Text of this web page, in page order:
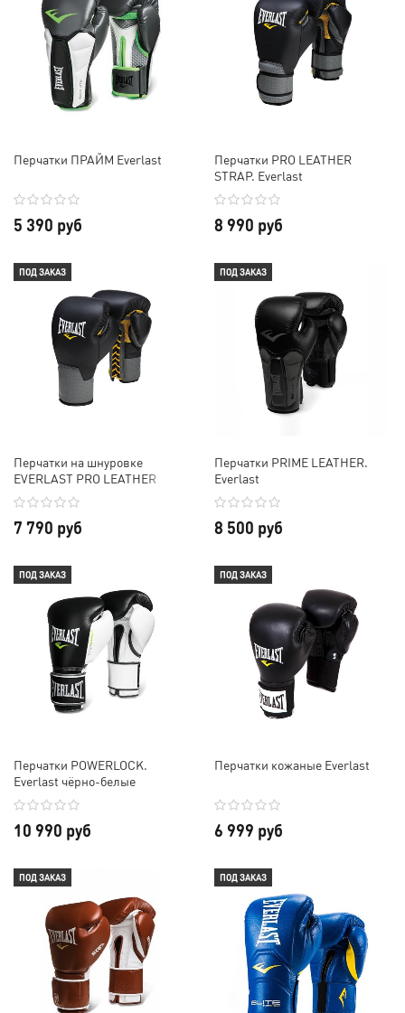
Перчатки ПРАЙМ Everlast
5 390 руб
Перчатки PRO LEATHER
STRAP. Everlast
8 990 руб
ПОД ЗАКАЗ
Перчатки на шнуровке
EVERLAST PRO LEATHER
LACED
7 790 руб
ПОД ЗАКАЗ
Перчатки PRIME LEATHER.
Everlast
8 500 руб
ПОД ЗАКАЗ
Перчатки POWERLOCK.
Everlast чёрно-белые
10 990 руб
ПОД ЗАКАЗ
Перчатки кожаные Everlast
6 999 руб
ПОД ЗАКАЗ ПОД ЗАКАЗ